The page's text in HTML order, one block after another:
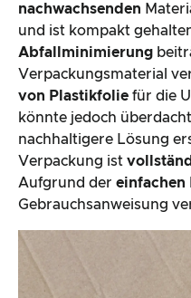
nachwachsenden
und ist kompakt
Abfallminimierung
Verpackungsmaterial
von Plastikfolie für die
könnte jedoch
nachhaltigere Lösung
Verpackung ist
Aufgrund der einfachen
Gebrauchsanweisung